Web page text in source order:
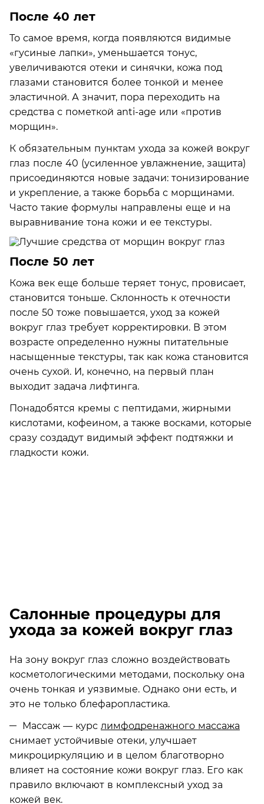
После 40 лет
То самое время, когда появляются видимые
«гусиные лапки», уменьшается тонус,
увеличиваются отеки и синячки, кожа под
глазами становится более тонкой и менее
эластичной. А значит, пора переходить на
средства с пометкой anti-age или «против
морщин».
К обязательным пунктам ухода за кожей вокруг
глаз после 40 (усиленное увлажнение, защита)
присоединяются новые задачи: тонизирование
и укрепление, а также борьба с морщинами.
Часто такие формулы направлены еще и на
выравнивание тона кожи и ее текстуры.
После 50 лет
Кожа век еще больше теряет тонус, провисает,
становится тоньше. Склонность к отечности
после 50 тоже повышается, уход за кожей
вокруг глаз требует корректировки. В этом
возрасте определенно нужны питательные
насыщенные текстуры, так как кожа становится
очень сухой. И, конечно, на первый план
выходит задача лифтинга.
Понадобятся кремы с пептидами, жирными
кислотами, кофеином, а также восками, которые
сразу создадут видимый эффект подтяжки и
гладкости кожи.
Салонные процедуры для
ухода за кожей вокруг глаз
На зону вокруг глаз сложно воздействовать
косметологическими методами, поскольку она
очень тонкая и уязвимые. Однако они есть, и
это не только блефаропластика.
Массаж — курс лимфодренажного массажа
снимает устойчивые отеки, улучшает
микроциркуляцию и в целом благотворно
влияет на состояние кожи вокруг глаз. Его как
правило включают в комплексный уход за
кожей век.